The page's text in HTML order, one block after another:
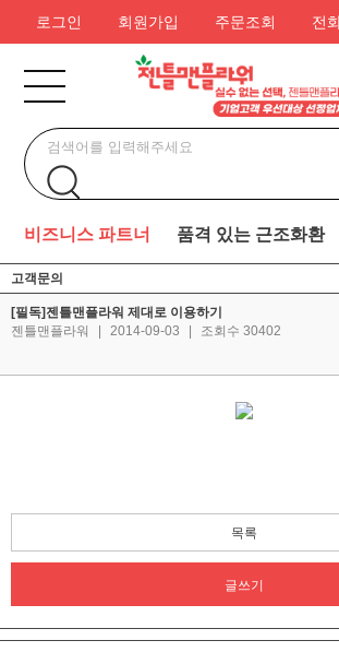
로그인 회원가입 주문조회 전
비즈니스 파트너 품격 있는 근조화환
고객문의
[필독]젠틀맨플라워 제대로 이용하기
젠틀맨플라워
2014-09-03 조회수 30402
목록
글쓰기